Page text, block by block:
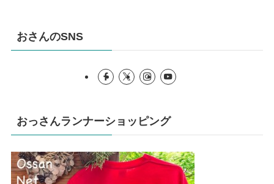
おさんのSNS
おっさんランナーショッピング